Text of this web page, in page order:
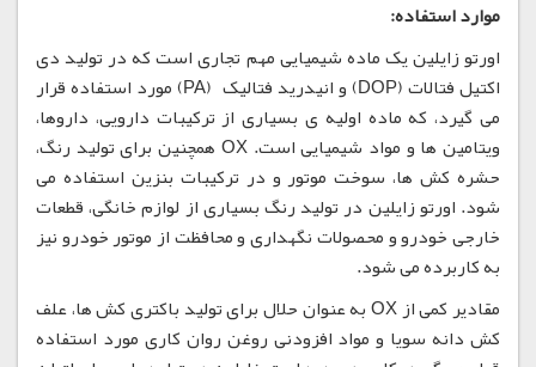
موارد استفاده:
اورتو زایلین یک ماده شیمیایی مهم تجاری است که در تولید دی
اکتیل فتالات (DOP) و انیدرید فتالیک (PA) مورد استفاده قرار
می گیرد، که ماده اولیه ی بسیاری از ترکیبات دارویی، داروها،
ویتامین ها و مواد شیمیایی است. OX همچنین برای تولید رنگ،
حشره کش ها، سوخت موتور و در ترکیبات بنزین استفاده می
شود. اورتو زایلین در تولید رنگ بسیاری از لوازم خانگی، قطعات
خارجی خودرو و محصولات نگهداری و محافظت از موتور خودرو نیز
به کاربرده می شود.
مقادیر کمی از OX به عنوان حلال برای تولید باکتری کش ها، علف
کش دانه سویا و مواد افزودنی روغن روان کاری مورد استفاده